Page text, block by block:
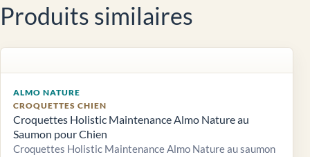
Produits similaires
ALMO NATURE
CROQUETTES CHIEN
Croquettes Holistic Maintenance Almo Nature au
Saumon pour Chien
Croquettes Holistic Maintenance Almo Nature au saumon